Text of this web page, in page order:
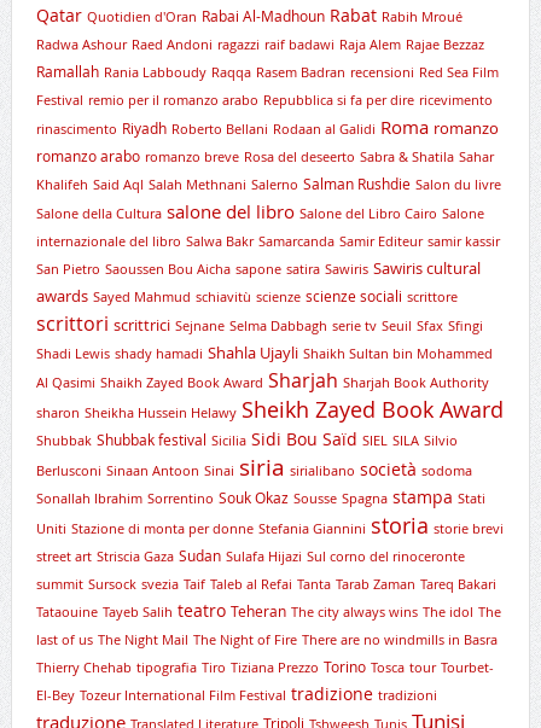
Qatar Quotidien d'Oran Rabai Al-Madhoun Rabat Rabih Mroué
Radwa Ashour Raed Andoni ragazzi raif badawi Raja Alem Rajae Bezzaz
Ramallah Rania Labboudy Raqqa Rasem Badran recensioni Red Sea Film
Festival remio per il romanzo arabo Repubblica si fa per dire ricevimento
rinascimento Riyadh Roberto Bellani Rodaan al Galidi Roma romanzo
romanzo arabo romanzo breve Rosa del deseerto Sabra & Shatila Sahar
Khalifeh Said Aql Salah Methnani Salerno Salman Rushdie Salon du livre
Salone della Cultura salone del libro Salone del Libro Cairo Salone
internazionale del libro Salwa Bakr Samarcanda Samir Editeur samir kassir
San Pietro Saoussen Bou Aicha sapone satira Sawiris Sawiris cultural
awards Sayed Mahmud schiavitù scienze scienze sociali scrittore
scrittori scrittrici Sejnane Selma Dabbagh serie tv Seuil Sfax Sfingi
Shadi Lewis shady hamadi Shahla Ujayli Shaikh Sultan bin Mohammed
Al Qasimi Shaikh Zayed Book Award Sharjah Sharjah Book Authority
sharon Sheikha Hussein Helawy Sheikh Zayed Book Award
Shubbak Shubbak festival Sicilia Sidi Bou Saïd SIEL SILA Silvio
Berlusconi Sinaan Antoon Sinai siria sirialibano società sodoma
Sonallah Ibrahim Sorrentino Souk Okaz Sousse Spagna stampa Stati
Uniti Stazione di monta per donne Stefania Giannini storia storie brevi
street art Striscia Gaza Sudan Sulafa Hijazi Sul corno del rinoceronte
summit Sursock svezia Taif Taleb al Refai Tanta Tarab Zaman Tareq Bakari
Tataouine Tayeb Salih teatro Teheran The city always wins The idol The
last of us The Night Mail The Night of Fire There are no windmills in Basra
Thierry Chehab tipografia Tiro Tiziana Prezzo Torino Tosca tour Tourbet-
El-Bey Tozeur International Film Festival tradizione tradizioni
traduzione Tripoli Tunisi